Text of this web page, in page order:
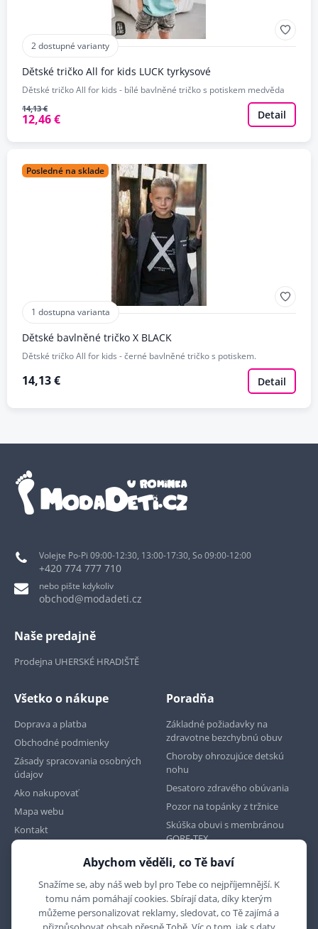
2 dostupné varianty
Dětské tričko All for kids LUCK tyrkysové
Dětské tričko All for kids - bílé bavlněné tričko s potiskem medvěda
14,13 €
12,46 € Detail
Posledné na sklade
1 dostupna varianta
Dětské bavlněné tričko X BLACK
Dětské tričko All for kids - černé bavlněné tričko s potiskem.
14,13 € Detail
Volejte Po-Pi 09:00-12:30, 13:00-17:30, So 09:00-12:00
+420 774 777 710
nebo pište kdykoliv
obchod@modadeti.cz
Naše predajně
Prodejna UHERSKÉ HRADIŠTĚ
Všetko o nákupe
Doprava a platba
Obchodné podmienky
Zásady spracovania osobných
údajov
Ako nakupovať
Mapa webu
Kontakt
Poradňa
Základné požiadavky na
zdravotne bezchybnú obuv
Choroby ohrozujúce detskú
nohu
Desatoro zdravého obúvania
Pozor na topánky z tržnice
Skúška obuvi s membránou
GORE-TEX
Abychom věděli, co Tě baví
Snažíme se, aby náš web byl pro Tebe co nejpříjemnější. K
tomu nám pomáhají cookies. Sbírají data, díky kterým
můžeme personalizovat reklamy, sledovat, co Tě zajímá a